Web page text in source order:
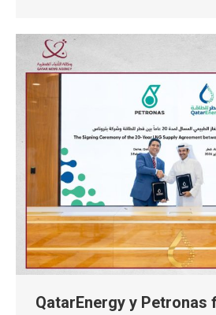
QatarEnergy y Petronas